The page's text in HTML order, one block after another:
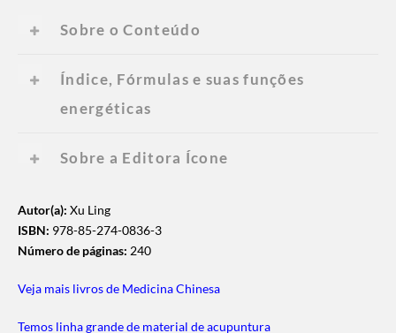
Sobre o Conteúdo
Índice, Fórmulas e suas funções
energéticas
Sobre a Editora Ícone
Autor(a): Xu Ling
ISBN: 978-85-274-0836-3
Número de páginas: 240
Veja mais livros de Medicina Chinesa
Temos linha grande de material de acupuntura